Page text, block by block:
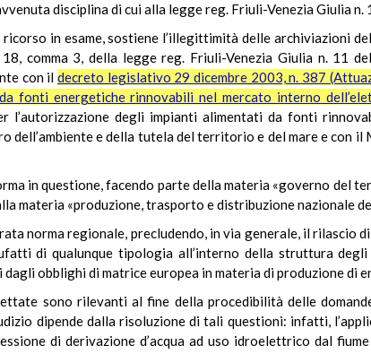
disciplina di cui alla legge reg. Friuli-Venezia Giulia n.
in esame, sostiene l’illegittimità delle archiviazioni
comma 3, della legge reg. Friuli-Venezia Giulia n. 11
con il decreto legislativo 29 dicembre 2003, n. 387
fonti energetiche rinnovabili nel mercato interno
l’autorizzazione degli impianti alimentati da fonti
dell’ambiente e della tutela del territorio e del mare e con
in questione, facendo parte della materia «governo del
materia «produzione, trasporto e distribuzione nazionale
norma regionale, precludendo, in via generale, il
di qualunque tipologia all’interno della struttura
obblighi di matrice europea in materia di produzione di
sono rilevanti al fine della procedibilità delle
dipende dalla risoluzione di tali questioni: infatti,
di derivazione d’acqua ad uso idroelettrico dal